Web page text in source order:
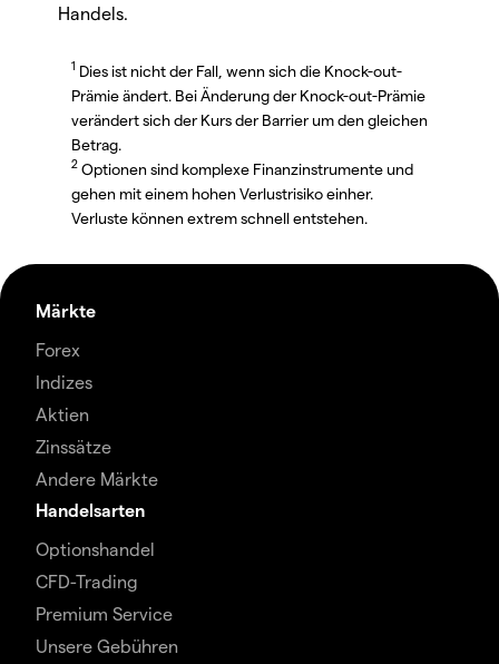
Handels.
1 Dies ist nicht der Fall, wenn sich die Knock-out-
Prämie ändert. Bei Änderung der Knock-out-Prämie
verändert sich der Kurs der Barrier um den gleichen
Betrag.
2 Optionen sind komplexe Finanzinstrumente und
gehen mit einem hohen Verlustrisiko einher.
Verluste können extrem schnell entstehen.
Märkte
Forex
Indizes
Aktien
Zinssätze
Andere Märkte
Handelsarten
Optionshandel
CFD-Trading
Premium Service
Unsere Gebühren